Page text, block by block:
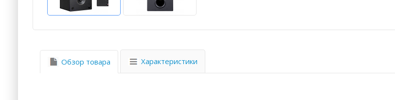
Обзор товара Характеристики